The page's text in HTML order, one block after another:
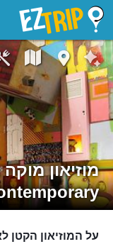
על המוזיאון הקטן
EZTrip